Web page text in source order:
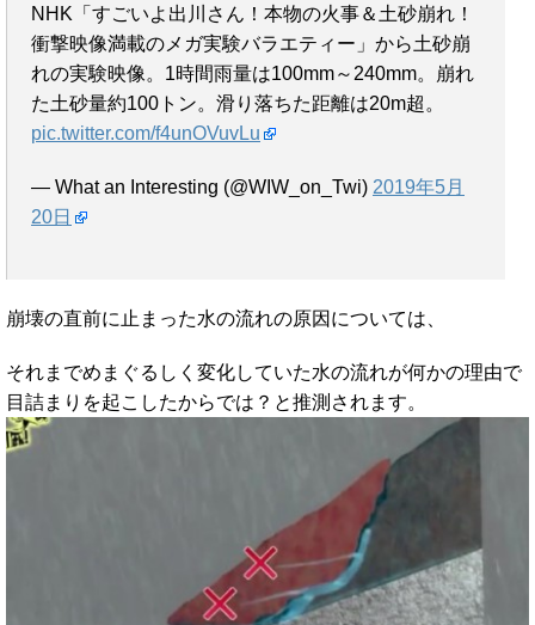
NHK「すごいよ出川さん！本物の火事＆土砂崩れ！
衝撃映像満載のメガ実験バラエティー」から土砂崩
れの実験映像。1時間雨量は100mm～240mm。崩れ
た土砂量約100トン。滑り落ちた距離は20m超。
pic.twitter.com/f4unOVuvLu
— What an Interesting (@WIW_on_Twi) 2019年5月
20日
崩壊の直前に止まった水の流れの原因については、
それまでめまぐるしく変化していた水の流れが何かの理由で
目詰まりを起こしたからでは？と推測されます。